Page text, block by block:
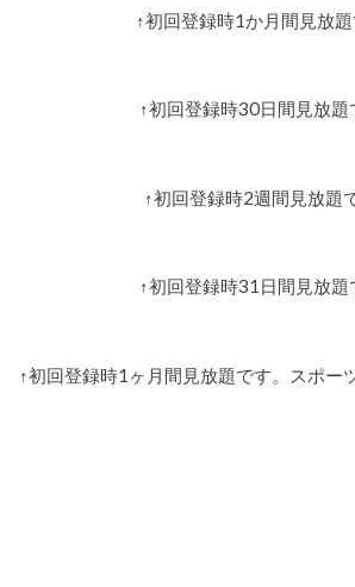
↑初回登録時1か月間見放題
↑初回登録時30日間見放題
↑初回登録時2週間見放題
↑初回登録時31日間見放題
↑初回登録時1ヶ月間見放題です。スポー